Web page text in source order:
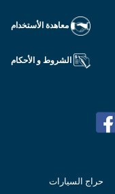
معاهدة الأستخدام
حراج السيارات